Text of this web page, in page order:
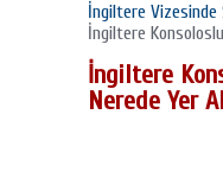
İngiltere Vizesinde
İngiltere
İngiltere
Nerede Yer